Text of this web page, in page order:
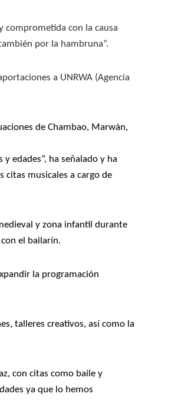
comprometida con la causa
por la hambruna”.
a UNRWA (Agencia
de Chambao, Marwán,
edades”, ha señalado y ha
citas musicales a cargo de
y zona infantil durante
el bailarín.
la programación
talleres creativos, así como la
con citas como baile y
ya que lo hemos